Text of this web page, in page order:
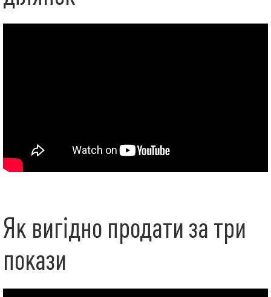
Як вигідно продати за три
покази